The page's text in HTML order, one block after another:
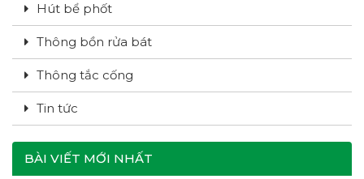
Hút bể phốt
Thông bồn rửa bát
Thông tắc cống
Tin tức
BÀI VIẾT MỚI NHẤT